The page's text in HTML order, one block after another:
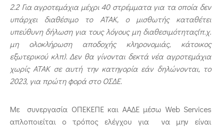
2.2Γιααγροτεμάχια μέχρι 40 στρέμματα για τα οποία δεν
υπάρχει διαθέσιμο το ΑΤΑΚ, ο μισθωτής καταθέτει
υπεύθυνη δήλωση για τους λόγους μη διαθεσιμότητας(π.χ.
μη ολοκλήρωση αποδοχής κληρονομιάς, κάτοικος
εξωτερικού κλπ). Δεν θα γίνονται δεκτά νέα αγροτεμάχια
χωρίς ΑΤΑΚ σε αυτή την κατηγορία εάν δηλώνονται, το
2023, για πρώτη φορά στο ΟΣΔΕ.
Με συνεργασία ΟΠΕΚΕΠΕ και ΑΑΔΕ μέσω Web Services
απλοποιείται ο τρόπος ελέγχου για να μην είναι